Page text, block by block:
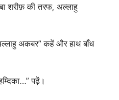
शरीफ़ की तरफ, अल्लाहु
अकबर” कहें और हाथ बाँध
पढ़ें।